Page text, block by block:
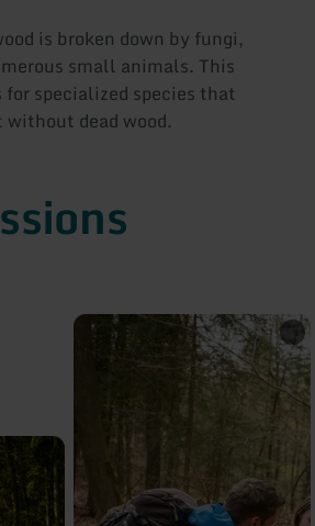
is broken down by fungi,
small animals. This
specialized species that
dead wood.